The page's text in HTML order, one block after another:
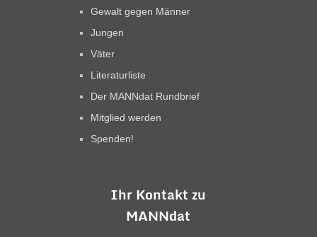
Gewalt gegen Männer
Jungen
Väter
Literaturliste
Der MANNdat Rundbrief
Mitglied werden
Spenden!
Ihr Kontakt zu
MANNdat